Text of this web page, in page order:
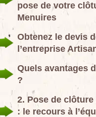
pose de votre
Menuires
Obtenez le devis
l’entreprise
Quels avantages
?
2. Pose de
: le recours à